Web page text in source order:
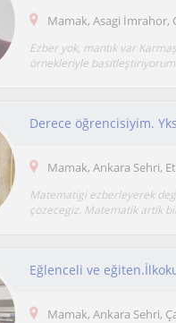
Mamak, Asagi İmrahor,
Ezber yok, mantık var
örnekleriyle
Mamak, Ankara Sehri,
Matematigi ezberleyerek
çözecegiz. Matematik artik
Eğlenceli ve
Mamak, Ankara Sehri,